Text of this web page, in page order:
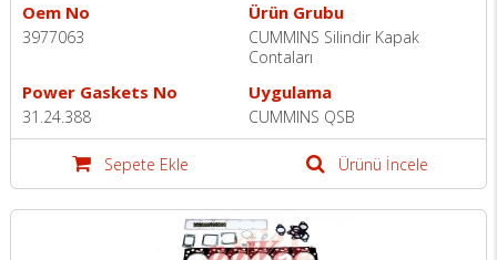
Oem No
3977063
Ürün Grubu
CUMMINS Silindir Kapak
Contaları
Power Gaskets No
31.24.388
Uygulama
CUMMINS QSB
Sepete Ekle Ürünü İncele